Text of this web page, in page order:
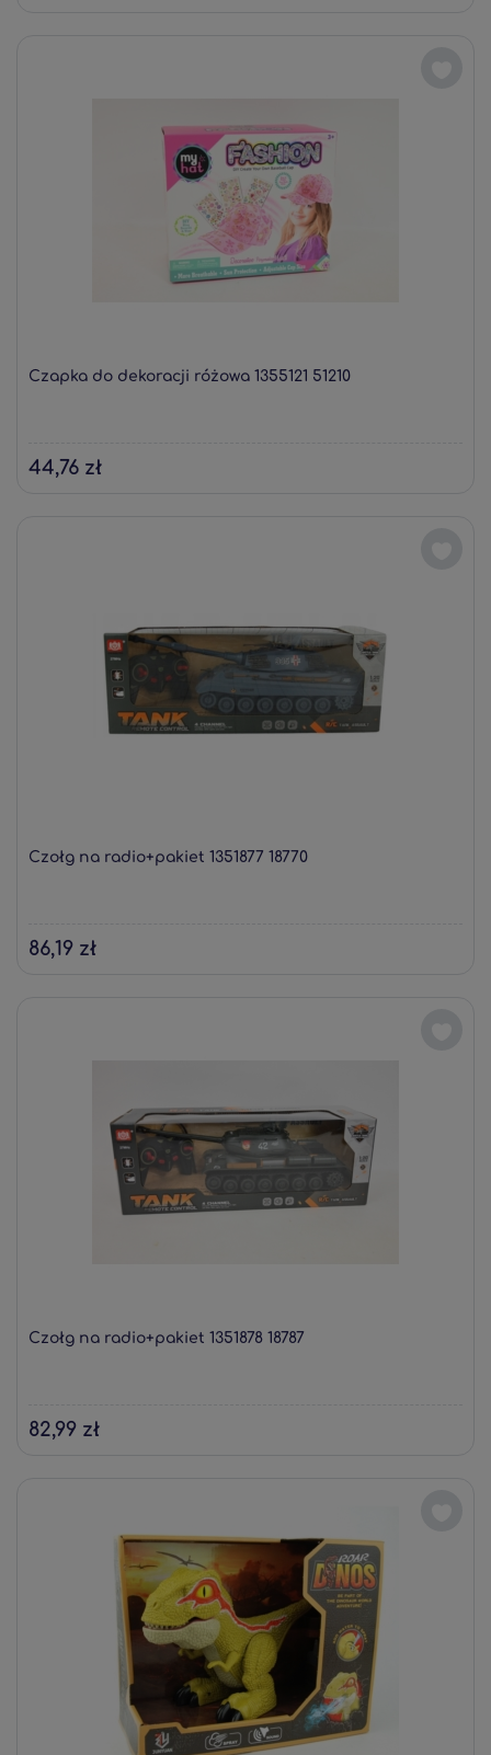
Czapka do dekoracji różowa 1355121 51210
44,76 zł
Czołg na radio+pakiet 1351877 18770
86,19 zł
Czołg na radio+pakiet 1351878 18787
82,99 zł